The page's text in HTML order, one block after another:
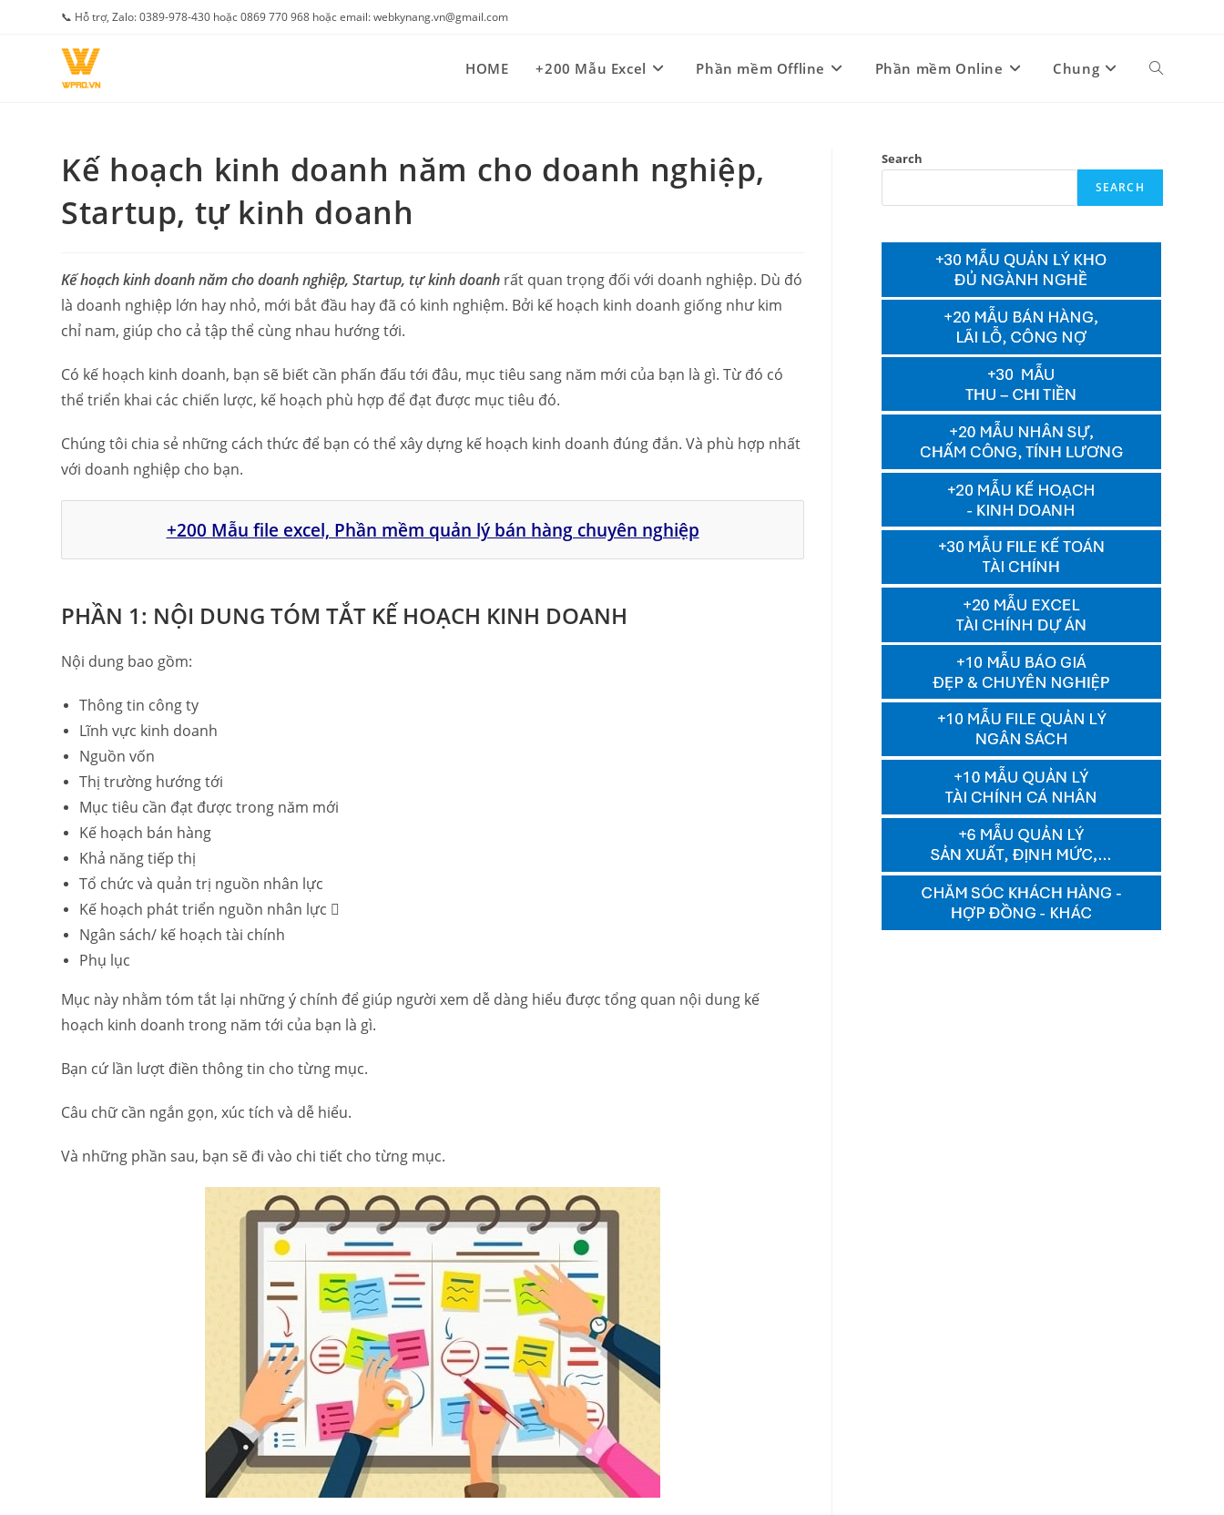
📞 Hỗ trợ, Zalo: 0389-978-430 hoặc 0869 770 968 hoặc email: webkynang.vn@gmail.com
HOME +200 Mẫu Excel Phần mềm Offline Phần mềm Online Chung Toggle
search
Kế hoạch kinh doanh năm cho doanh nghiệp,
Startup, tự kinh doanh
Kế hoạch kinh doanh năm cho doanh nghiệp, Startup, tự kinh doanh rất quan trọng đối với doanh nghiệp. Dù đó
là doanh nghiệp lớn hay nhỏ, mới bắt đầu hay đã có kinh nghiệm. Bởi kế hoạch kinh doanh giống như kim
chỉ nam, giúp cho cả tập thể cùng nhau hướng tới.
Có kế hoạch kinh doanh, bạn sẽ biết cần phấn đấu tới đâu, mục tiêu sang năm mới của bạn là gì. Từ đó có
thể triển khai các chiến lược, kế hoạch phù hợp để đạt được mục tiêu đó.
Chúng tôi chia sẻ những cách thức để bạn có thể xây dựng kế hoạch kinh doanh đúng đắn. Và phù hợp nhất
với doanh nghiệp cho bạn.
+200 Mẫu file excel, Phần mềm quản lý bán hàng chuyên nghiệp
PHẦN 1: NỘI DUNG TÓM TẮT KẾ HOẠCH KINH DOANH
Nội dung bao gồm:
Thông tin công ty
Lĩnh vực kinh doanh
Nguồn vốn
Thị trường hướng tới
Mục tiêu cần đạt được trong năm mới
Kế hoạch bán hàng
Khả năng tiếp thị
Tổ chức và quản trị nguồn nhân lực
Kế hoạch phát triển nguồn nhân lực 
Ngân sách/ kế hoạch tài chính
Phụ lục
Mục này nhằm tóm tắt lại những ý chính để giúp người xem dễ dàng hiểu được tổng quan nội dung kế
hoạch kinh doanh trong năm tới của bạn là gì.
Bạn cứ lần lượt điền thông tin cho từng mục.
Câu chữ cần ngắn gọn, xúc tích và dễ hiểu.
Và những phần sau, bạn sẽ đi vào chi tiết cho từng mục.
Search
SEARCH